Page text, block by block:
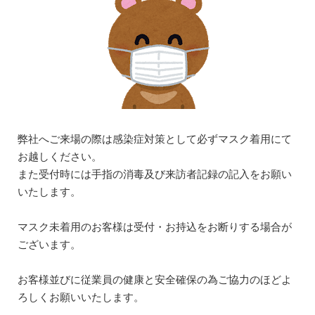
弊社へご来場の際は感染症対策として必ずマスク着用にて
お越しください。
また受付時には手指の消毒及び来訪者記録の記入をお願い
いたします。
マスク未着用のお客様は受付・お持込をお断りする場合が
ございます。
お客様並びに従業員の健康と安全確保の為ご協力のほどよ
ろしくお願いいたします。